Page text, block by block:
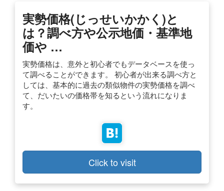
実勢価格(じっせいかかく)と
は？調べ方や公示地価・基準地
価や …
実勢価格は、意外と初心者でもデータベースを使っ
て調べることができます。 初心者が出来る調べ方と
しては、基本的に過去の類似物件の実勢価格を調べ
て、だいたいの価格帯を知るという流れになりま
す。
Click to visit